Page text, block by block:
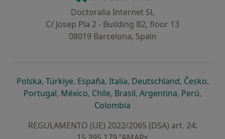
Doctoralia Internet SL
C/ Josep Pla 2 - Building B2, floor 13
08019 Barcelona, Spain
Polskaabre num novo separador
, Türkiyeabre num novo separador
, Españaabre num novo separador
, Italiaabre num novo
, Deutschlandabre num
, Česko,
Portugalabre num novo separador
, Méxicoabre num novo separador
, Chileabre num novo separador
, Brasilabre num novo
, Argentinaabre num
, Perúabre
,
Colombia
REGULAMENTO (UE) 2022/2065 (DSA) art. 24: